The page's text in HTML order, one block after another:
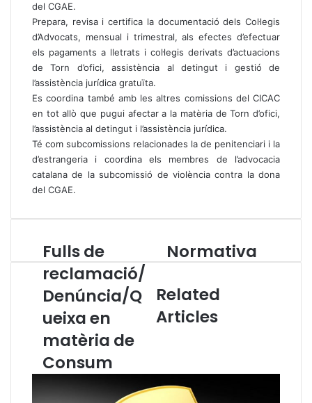
del CGAE.
Prepara, revisa i certifica la documentació dels Col·legis
d’Advocats, mensual i trimestral, als efectes d’efectuar
els pagaments a lletrats i col·legis derivats d’actuacions
de Torn d’ofici, assistència al detingut i gestió de
l’assistència jurídica gratuïta.
Es coordina també amb les altres comissions del CICAC
en tot allò que pugui afectar a la matèria de Torn d’ofici,
l’assistència al detingut i l’assistència jurídica.
Té com subcomissions relacionades la de penitenciari i la
d’estrangeria i coordina els membres de l’advocacia
catalana de la subcomissió de violència contra la dona
del CGAE.
F
u
l
d
e
r
e
Fulls de
reclamació/
Denúncia/Q
ueixa en
matèria de
Consum
N
o
m
t
Normativa
Related
Articles